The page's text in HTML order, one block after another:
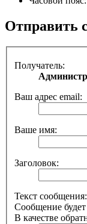
Отправить
Получатель:
Ваш адрес email:
Ваше имя:
Заголовок:
Текст сообщения:
Сообщение
В качестве